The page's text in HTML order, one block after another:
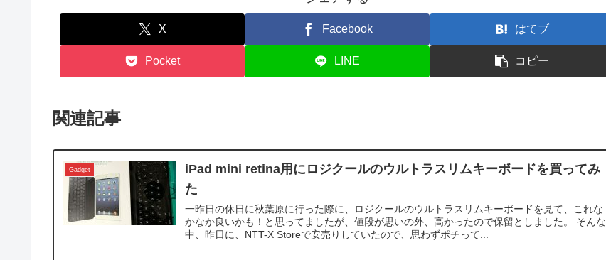
X Facebook はてブ
Pocket LINE コピー
関連記事
Gadget
iPad mini retina用にロジクールのウルトラスリムキーボードを買ってみ
た
一昨日の休日に秋葉原に行った際に、ロジクールのウルトラスリムキーボードを見て、これな
かなか良いかも！と思ってましたが、値段が思いの外、高かったので保留としました。 そんな
中、昨日に、NTT-X Storeで安売りしていたので、思わずポチって...